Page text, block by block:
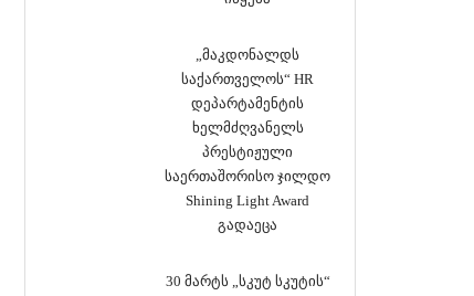
„მაკდონალდს
საქართველოს“ HR
დეპარტამენტის
ხელმძღვანელს
პრესტიჟული
საერთაშორისო ჯილდო
Shining Light Award
გადაეცა
30 მარტს „სკუტ სკუტის“